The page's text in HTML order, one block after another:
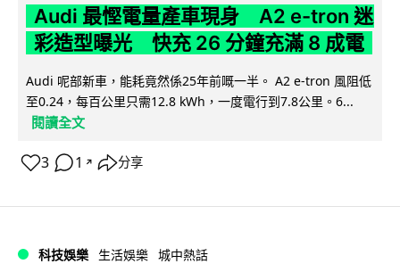
Audi 最慳電量產車現身 A2 e-tron 迷
彩造型曝光 快充 26 分鐘充滿 8 成電
Audi 呢部新車，能耗竟然係25年前嘅一半。 A2 e-tron 風阻低
至0.24，每百公里只需12.8 kWh，一度電行到7.8公里。6...
閱讀全文
3 1 ↗ 分享
科技娛樂 生活娛樂 城中熱話